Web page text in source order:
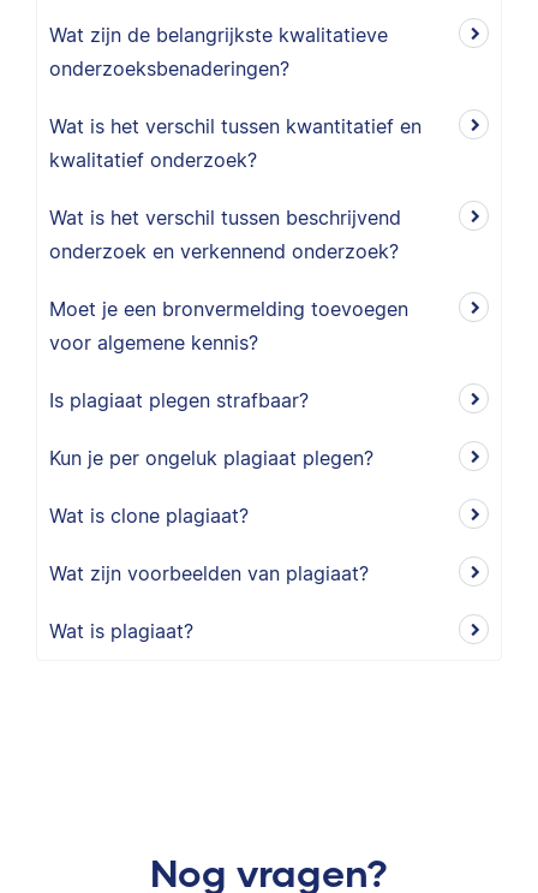
Wat zijn de belangrijkste kwalitatieve
onderzoeksbenaderingen?
Wat is het verschil tussen kwantitatief en
kwalitatief onderzoek?
Wat is het verschil tussen beschrijvend
onderzoek en verkennend onderzoek?
Moet je een bronvermelding toevoegen
voor algemene kennis?
Is plagiaat plegen strafbaar?
Kun je per ongeluk plagiaat plegen?
Wat is clone plagiaat?
Wat zijn voorbeelden van plagiaat?
Wat is plagiaat?
Nog vragen?